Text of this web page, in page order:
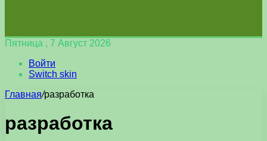
Пятница , 7 Август 2026
Войти
Switch skin
Главная/разработка
разработка